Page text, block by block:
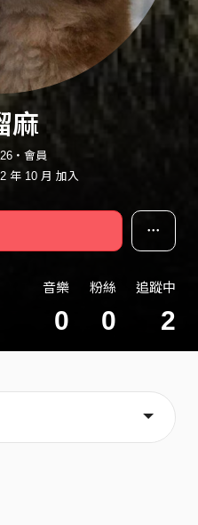
麻
・會員
年 10 月 加入
音樂
0
粉絲
0
追蹤中
2